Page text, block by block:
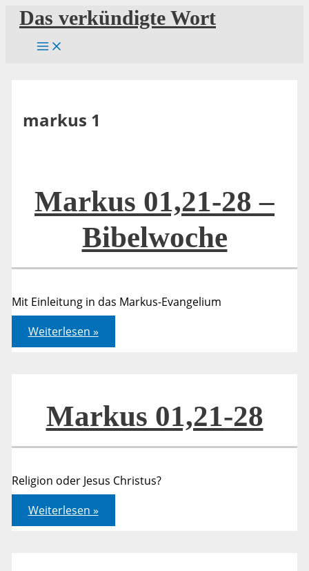
Zum
Inhalt
springen
Das verkündigte Wort
markus 1
Markus 01,21-28 –
Bibelwoche
Mit Einleitung in das Markus-Evangelium
Markus
01,21-
28
Weiterlesen »
Markus 01,21-28
Religion oder Jesus Christus?
Markus
01,21-
28
Weiterlesen »